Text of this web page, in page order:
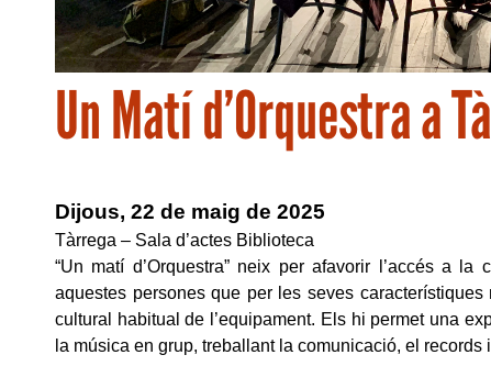
Un Matí d’Orquestra a
Dijous, 22 de maig de 2025
Tàrrega – Sala d’actes Biblioteca
“Un matí d’Orquestra” neix per afavorir l’accés a
aquestes persones que per les seves
cultural habitual de l’equipament. Els hi permet una
la música en grup, treballant la comunicació, el records